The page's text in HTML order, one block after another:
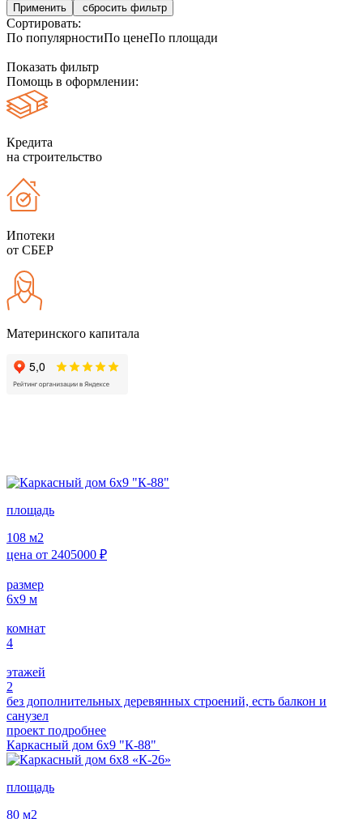
сбросить фильтр
Сортировать:
По популярностиПо ценеПо площади
Показать фильтр
Помощь в оформлении:
Кредита
на строительство
Ипотеки
от СБЕР
Материнского капитала
площадь
108 м2
цена от 2405000 ₽
размер
6х9 м
комнат
4
этажей
2
без дополнительных деревянных строений, есть балкон и
санузел
проект подробнее
Каркасный дом 6х9 "К-88"
площадь
80 м2